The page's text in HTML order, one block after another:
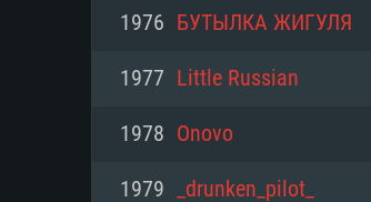
해상도: 720p
네트워크: 브로드밴드
여유 저장 공간: 22.1
(Mac), 혹은 이와 비
의 AMD/Nvidia. 최소
네트워크: 브로드밴드
여유 저장 공간: 22.1
와 동급의 성능을 가
지원하는 AMD (6개월
1976 БУТЫЛКА ЖИГУЛЯ
1977 Little Russian
1978 Onovo
1979 _drunken_pilot_